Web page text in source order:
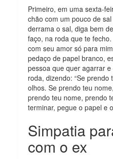
Primeiro, em uma sexta-
chão com um pouco de
derrama o sal, diga bem
faço, na roda que te
com seu amor só para
pedaço de papel branco,
pessoa que quer agarrar
roda, dizendo: “Se
olhos. Se prendo teu
prendo teu nome, prendo
terminar, pegue o papel e
Simpatia
com o ex